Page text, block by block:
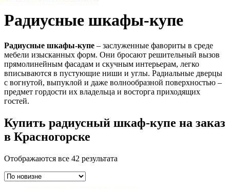
Радиусные шкафы-купе
Радиусные шкафы-купе – заслуженные фавориты в среде
мебели изысканных форм. Они бросают решительный вызов
прямолинейным фасадам и скучным интерьерам, легко
вписываются в пустующие ниши и углы. Радиальные дверцы
с вогнутой, выпуклой и даже волнообразной поверхностью –
предмет гордости их владельца и восторга приходящих
гостей.
Купить радиусный шкаф-купе на заказ
в Красногорске
Отображаются все 42 результата